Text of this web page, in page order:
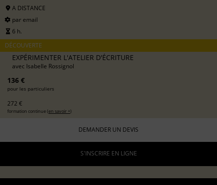
A DISTANCE
par email
6 h.
DÉCOUVERTE
EXPÉRIMENTER L'ATELIER D'ÉCRITURE
avec Isabelle Rossignol
136 €
pour les particuliers
272 €
formation continue (en savoir +)
DEMANDER UN DEVIS
S'INSCRIRE EN LIGNE